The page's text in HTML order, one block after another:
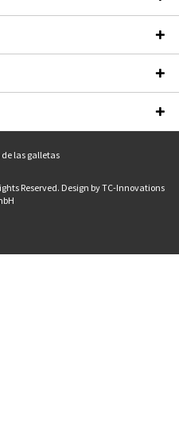
las galletas
Reserved. Design byTC-Innovations